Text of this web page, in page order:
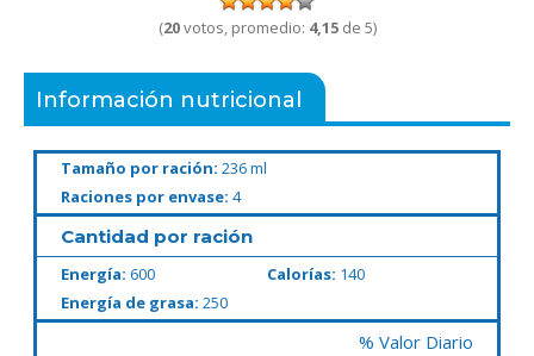
(20votos, promedio: 4,15de 5)
Información nutricional
Tamaño por ración: 236 ml
Raciones por envase: 4
Cantidad por ración
Energía: 600 Calorías: 140
Energía de grasa: 250
% Valor Diario